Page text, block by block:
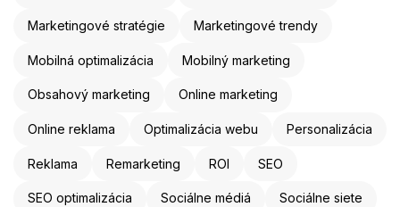
Marketingové stratégie Marketingové trendy
Mobilná optimalizácia Mobilný marketing
Obsahový marketing Online marketing
Online reklama Optimalizácia webu Personalizácia
Reklama Remarketing ROI SEO
SEO optimalizácia Sociálne médiá Sociálne siete